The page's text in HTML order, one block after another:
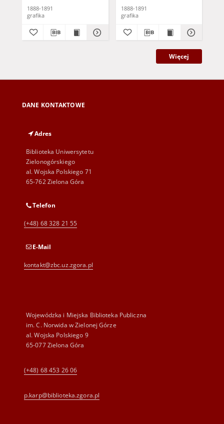
1888-1891
grafika
1888-1891
grafika
Więcej
DANE KONTAKTOWE
Adres
Biblioteka Uniwersytetu
Zielonogórskiego
al. Wojska Polskiego 71
65-762 Zielona Góra
Telefon
(+48) 68 328 21 55
E-Mail
kontakt@zbc.uz.zgora.pl
Wojewódzka i Miejska Biblioteka Publiczna
im. C. Norwida w Zielonej Górze
al. Wojska Polskiego 9
65-077 Zielona Góra
(+48) 68 453 26 06
p.karp@biblioteka.zgora.pl